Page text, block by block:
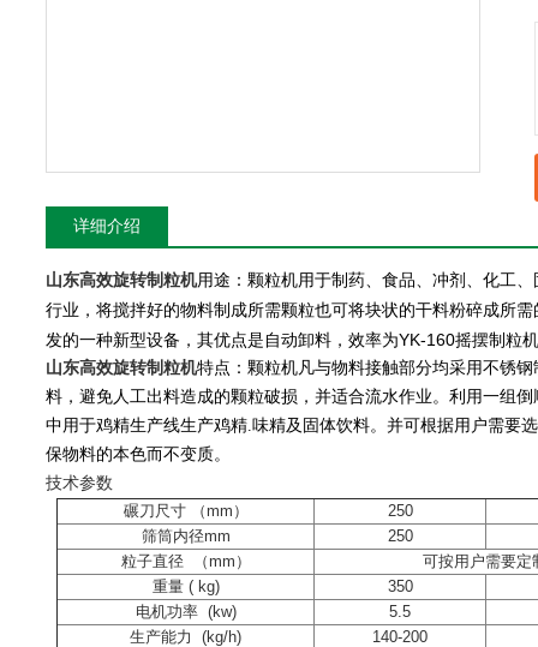
详细介绍
山东高效旋转制粒机用途：颗粒机用于制药、食品、冲剂、化工
行业，将搅拌好的物料制成所需颗粒也可将块状的干料粉碎成所
发的一种新型设备，其优点是自动卸料，效率为YK-160摇摆制粒
山东高效旋转制粒机特点：颗粒机凡与物料接触部分均采用不锈
料，避免人工出料造成的颗粒破损，并适合流水作业。利用一组
中用于鸡精生产线生产鸡精.味精及固体饮料。 并可根据用户需要
保物料的本色而不变质。
技术参数
碾刀尺寸 （mm）
250
筛筒内径mm
250
粒子直径 （mm）
可按用户需要定
重量 ( kg)
350
电机功率 (kw)
5.5
生产能力 (kg/h)
140-200